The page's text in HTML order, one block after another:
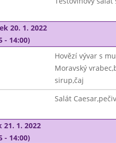
20. 1. 2022
- 14:00)
Hovězí vývar s
Moravský
sirup,čaj
Salát
21. 1. 2022
- 14:00)